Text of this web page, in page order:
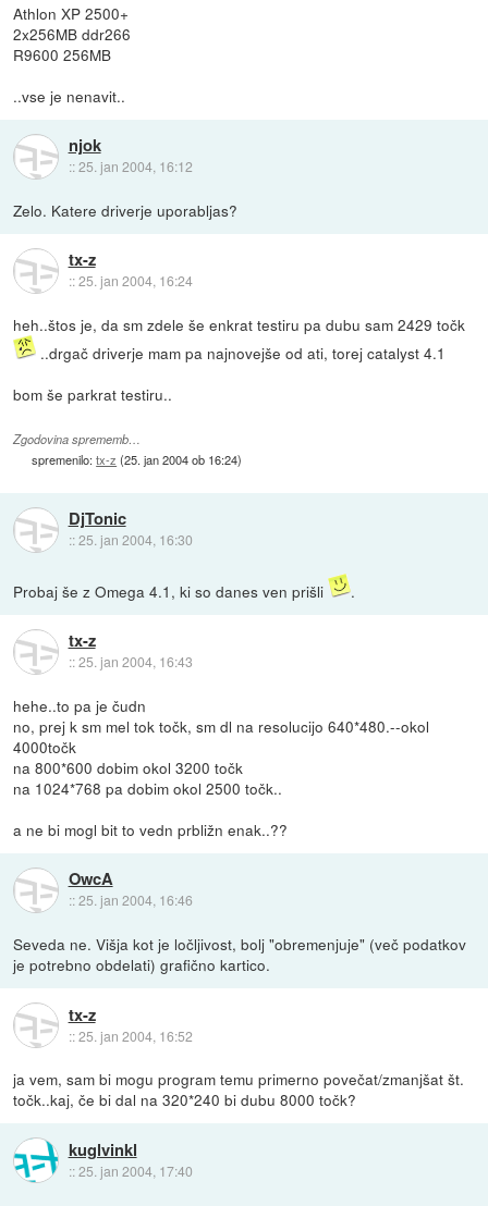
Athlon XP 2500+
2x256MB ddr266
R9600 256MB
..vse je nenavit..
njok
::25. jan 2004, 16:12
Zelo. Katere driverje uporabljas?
tx-z
::25. jan 2004, 16:24
heh..štos je, da sm zdele še enkrat testiru pa dubu sam 2429 točk
..drgač driverje mam pa najnovejše od ati, torej catalyst 4.1
bom še parkrat testiru..
Zgodovina sprememb…
spremenilo:tx-z (25. jan 2004 ob 16:24)
DjTonic
::25. jan 2004, 16:30
Probaj še z Omega 4.1, ki so danes ven prišli .
tx-z
::25. jan 2004, 16:43
hehe..to pa je čudn
no, prej k sm mel tok točk, sm dl na resolucijo 640*480.--okol
4000točk
na 800*600 dobim okol 3200 točk
na 1024*768 pa dobim okol 2500 točk..
a ne bi mogl bit to vedn prbližn enak..??
OwcA
::25. jan 2004, 16:46
Seveda ne. Višja kot je ločljivost, bolj "obremenjuje" (več podatkov
je potrebno obdelati) grafično kartico.
tx-z
::25. jan 2004, 16:52
ja vem, sam bi mogu program temu primerno povečat/zmanjšat št.
točk..kaj, če bi dal na 320*240 bi dubu 8000 točk?
kuglvinkl
::25. jan 2004, 17:40